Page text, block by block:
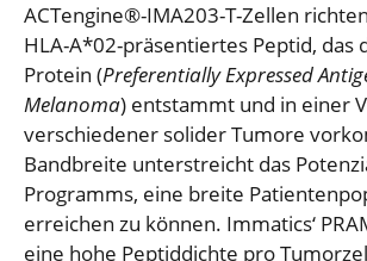
ACTengine®-IMA203-T-Zellen
HLA-A*02-präsentiertes Peptid, das
Protein (Preferentially Expressed
Melanoma) entstammt und in einer
verschiedener solider Tumore
Bandbreite unterstreicht das
Programms, eine breite
erreichen zu können. Immatics‘
eine hohe Peptiddichte pro